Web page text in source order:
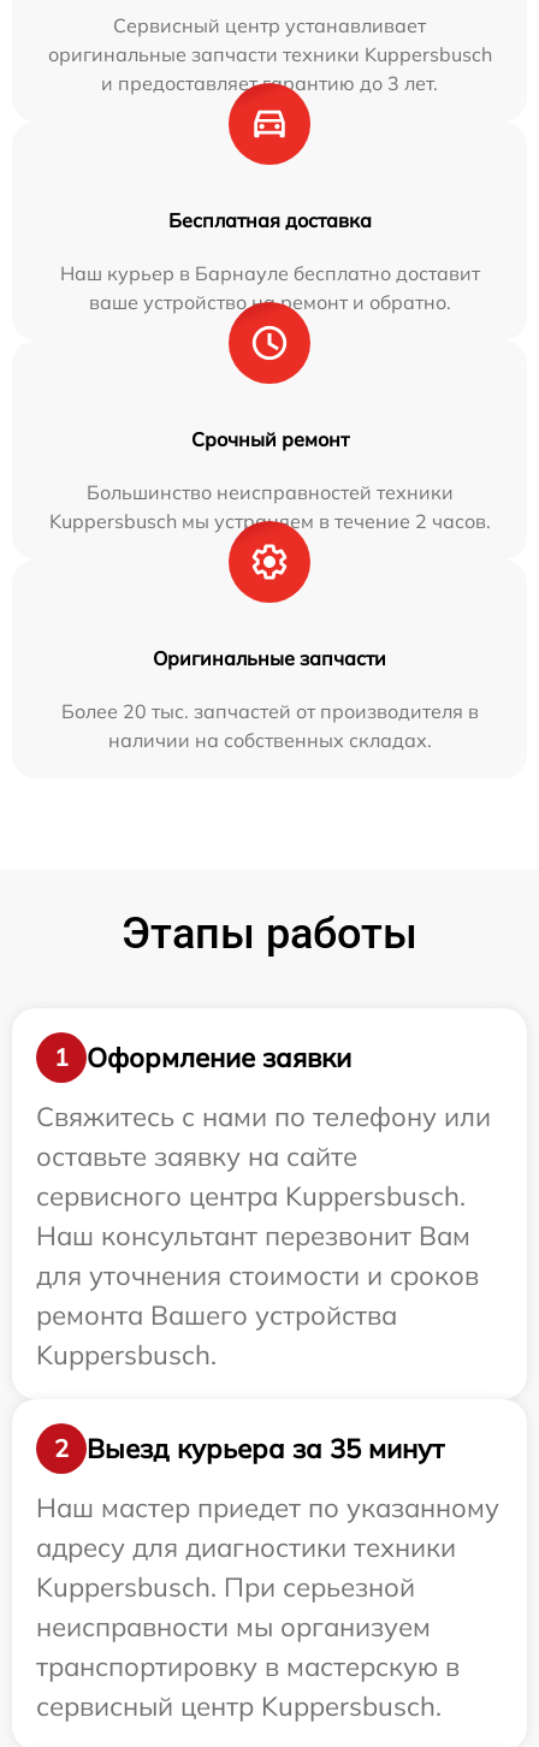
Сервисный центр устанавливает
оригинальные запчасти техники Kuppersbusch
и предоставляет гарантию до 3 лет.
Бесплатная доставка
Наш курьер в Барнауле бесплатно доставит
ваше устройство на ремонт и обратно.
Срочный ремонт
Большинство неисправностей техники
Kuppersbusch мы устраняем в течение 2 часов.
Оригинальные запчасти
Более 20 тыс. запчастей от производителя в
наличии на собственных складах.
Этапы работы
1
Оформление заявки
Свяжитесь с нами по телефону или
оставьте заявку на сайте
сервисного центра Kuppersbusch.
Наш консультант перезвонит Вам
для уточнения стоимости и сроков
ремонта Вашего устройства
Kuppersbusch.
2
Выезд курьера за 35 минут
Наш мастер приедет по указанному
адресу для диагностики техники
Kuppersbusch. При серьезной
неисправности мы организуем
транспортировку в мастерскую в
сервисный центр Kuppersbusch.